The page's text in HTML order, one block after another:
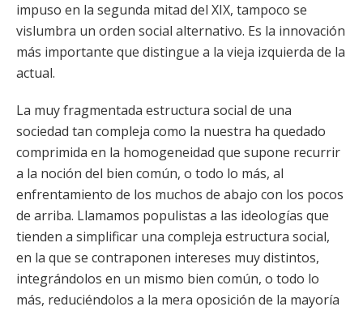
impuso en la segunda mitad del XIX, tampoco se
vislumbra un orden social alternativo. Es la innovación
más importante que distingue a la vieja izquierda de la
actual.
La muy fragmentada estructura social de una
sociedad tan compleja como la nuestra ha quedado
comprimida en la homogeneidad que supone recurrir
a la noción del bien común, o todo lo más, al
enfrentamiento de los muchos de abajo con los pocos
de arriba. Llamamos populistas a las ideologías que
tienden a simplificar una compleja estructura social,
en la que se contraponen intereses muy distintos,
integrándolos en un mismo bien común, o todo lo
más, reduciéndolos a la mera oposición de la mayoría